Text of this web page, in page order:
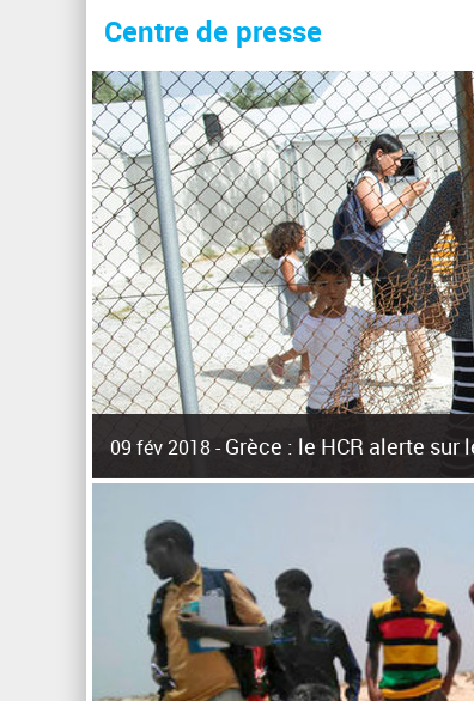
ici
Centre de presse
09 fév 2018 - Grèce : le HCR alerte
La surpopulation des centres d'accueil de
Unies pour